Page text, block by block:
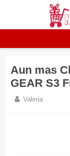
Aun mas
GEAR S3
Valeria